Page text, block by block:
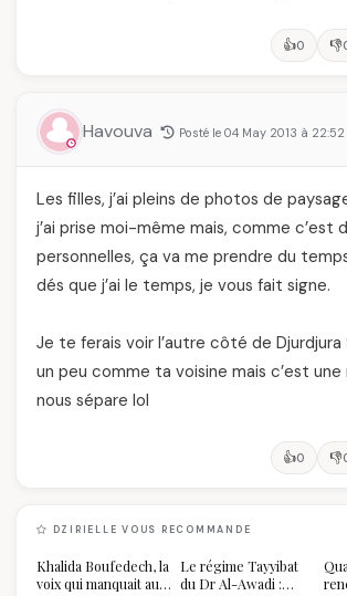
👍0 👎
Havouva Posté le 04 May 2013 à 22:52
Les filles, j’ai pleins de photos de
j’ai prise moi-même mais, comme c’est
personnelles, ça va me prendre du
dés que j’ai le temps, je vous fait signe.
Je te ferais voir l’autre côté de Djurdjura
un peu comme ta voisine mais c’est
nous sépare lol
👍0 👎
DZIRIELLE VOUS RECOMMANDE
Khalida Boufedech, la
voix qui manquait au
Le régime Tayyibat
du Dr Al-Awadi :